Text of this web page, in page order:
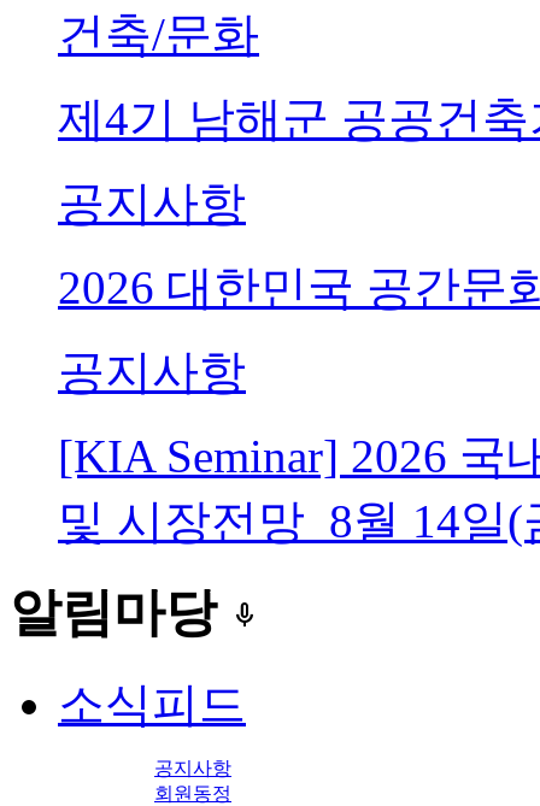
건축/문화
제4기 남해군 공공건
공지사항
2026 대한민국 공간문
공지사항
[KIA Seminar] 2026 국
및 시장전망_8월 14일(
알림마당 keyboard_voice
소식피드
공지사항
회원동정